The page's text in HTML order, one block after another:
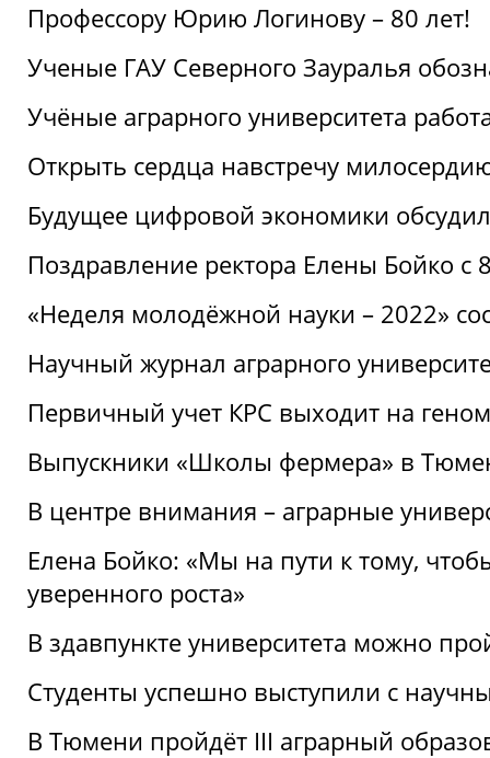
Профессору Юрию Логинову – 80 лет!
Ученые ГАУ Северного Зауралья
Учёные аграрного университета
Открыть сердца навстречу
Будущее цифровой экономики
Поздравление ректора Елены Бойко с
«Неделя молодёжной науки – 2022»
Научный журнал аграрного
Первичный учет КРС выходит на
Выпускники «Школы фермера» в
В центре внимания – аграрные
Елена Бойко: «Мы на пути к тому,
уверенного роста»
В здавпункте университета можно
Студенты успешно выступили с
В Тюмени пройдёт III аграрный